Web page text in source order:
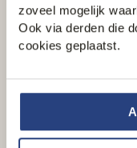
zoveel mogelijk
Ook via derden die
cookies geplaatst.
Inschrijven